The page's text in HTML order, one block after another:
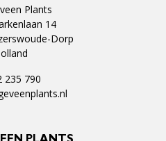
Plants
14
Dorp
235 790